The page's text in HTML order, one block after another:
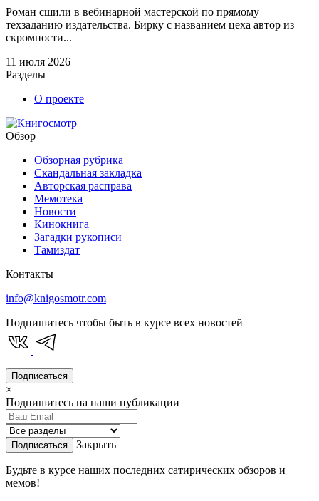
Роман сшили в вебинарной мастерской по прямому
техзаданию издательства. Бирку с названием цеха автор из
скромности...
11 июля 2026
Разделы
О проекте
Обзор
Обзорная рубрика
Скандальная закладка
Авторская расправа
Мемотека
Новости
Кинокнига
Загадки рукописи
Тамиздат
Контакты
info@knigosmotr.com
Подпишитесь чтобы быть в курсе всех новостей
Подписаться
×
Подпишитесь на наши публикации
Подписаться Закрыть
Будьте в курсе наших последних сатирических обзоров и
мемов!